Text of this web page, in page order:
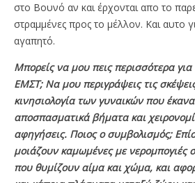
στο Βουνό αν και έρχονται απο το
στραμμένες προς το μέλλον. Και αυτο
αγαπητό.
Μπορείς να μου πεις περισσότερα
ΕΜΣΤ; Να μου περιγράψεις τις
κινησιολογία των γυναικών που
αποσπασματικά βήματα και
αφηγήσεις. Ποιος ο συμβολισμός;
μοιάζουν καμωμένες με νερομπογιές
που θυμίζουν αίμα και χώμα, και